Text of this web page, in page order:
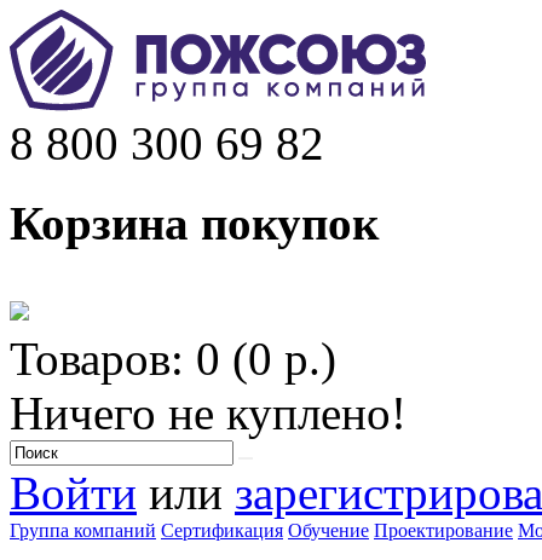
8 800 300 69 82
Корзина покупок
Товаров: 0 (0 р.)
Ничего не куплено!
Войти или
Группа компаний Сертификация Обучение Проектирование